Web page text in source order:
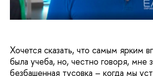
Хочется сказать, что самым ярким
была учеба, но, честно говоря, мне
безбашенная тусовка – когда мы